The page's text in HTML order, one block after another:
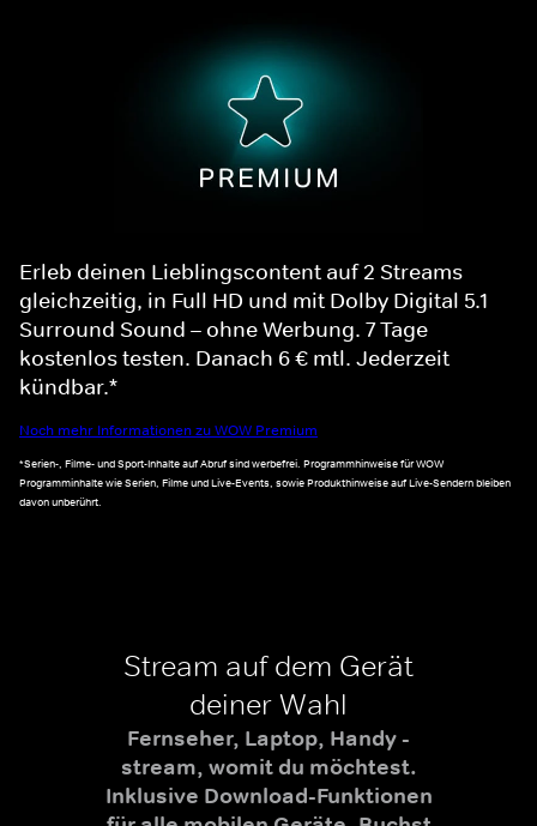
Erleb deinen Lieblingscontent auf 2 Streams
gleichzeitig, in Full HD und mit Dolby Digital 5.1
Surround Sound – ohne Werbung. 7 Tage
kostenlos testen. Danach 6 € mtl. Jederzeit
kündbar.*
Noch mehr Informationen zu WOW Premium
*Serien-, Filme- und Sport-Inhalte auf Abruf sind werbefrei. Programmhinweise für WOW
Programminhalte wie Serien, Filme und Live-Events, sowie Produkthinweise auf Live-Sendern bleiben
davon unberührt.
Stream auf dem Gerät
deiner Wahl
Fernseher, Laptop, Handy -
stream, womit du möchtest.
Inklusive Download-Funktionen